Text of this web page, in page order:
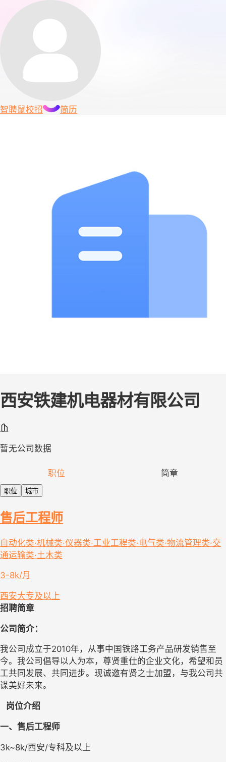
智聘鼠校招 简历
西安铁建机电器材有限公司
暂无公司数据
职位 简章
职位 城市
售后工程师
自动化类·机械类·仪器类·工业工程类·电气类·物流管理类·交
通运输类·土木类
3-8k/月
西安大专及以上
招聘简章
公司简介：
我公司成立于2010年 ， 从事中国铁路工务产品研发销售至
今。 我公司倡导以人为本，尊贤重仕的企业文化，希望和员
工共同发展、共同进步。现诚邀有贤之士加盟，与我公司共
谋美好未来。
岗位介绍
一、售后工程师
3k~8k/西安/专科及以上